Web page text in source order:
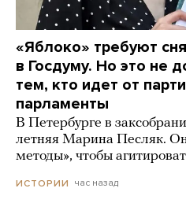
«Яблоко» требуют
в Госдуму. Но это не
тем, кто идет от
парламенты
В Петербурге в
летняя Марина Песляк.
методы», чтобы
ИСТОРИИ час назад